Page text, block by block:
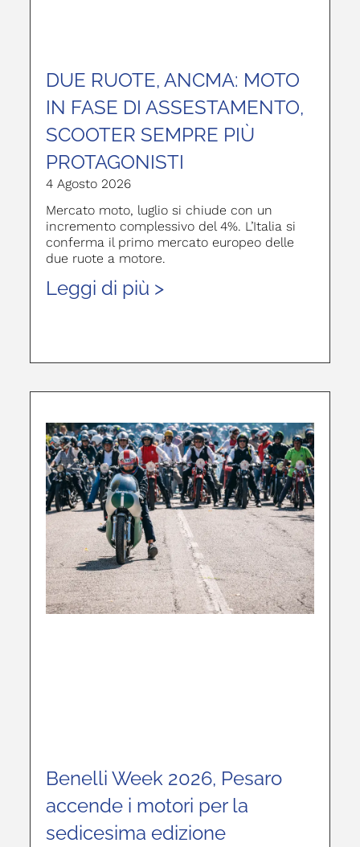
DUE RUOTE, ANCMA: MOTO
IN FASE DI ASSESTAMENTO,
SCOOTER SEMPRE PIÙ
PROTAGONISTI
4 Agosto 2026
Mercato moto, luglio si chiude con un
incremento complessivo del 4%. L’Italia si
conferma il primo mercato europeo delle
due ruote a motore.
Leggi di più >
Benelli Week 2026, Pesaro
accende i motori per la
sedicesima edizione